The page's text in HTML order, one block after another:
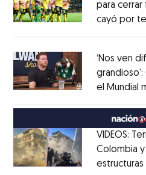
para cerrar
cayó por
‘Nos ven
el Mundial
México
VIDEOS:
Colombia
estructuras